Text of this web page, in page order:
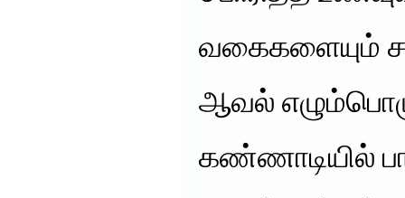
வகைகளையும்
ஆவல்
கண்ணாடியில்